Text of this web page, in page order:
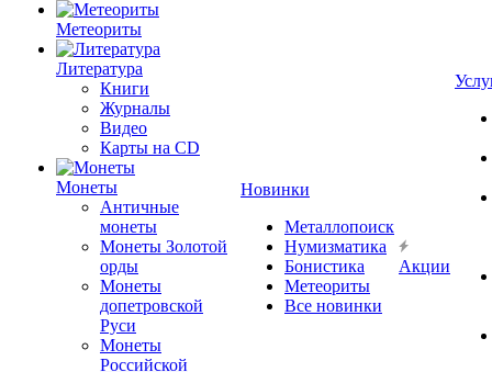
Метеориты
Литература
Книги
Журналы
Видео
Карты на CD
Монеты
Античные
монеты
Монеты Золотой
орды
Монеты
допетровской
Руси
Монеты
Российской
Новинки
Металлопоиск
Нумизматика
Бонистика
Метеориты
Все новинки
Акции